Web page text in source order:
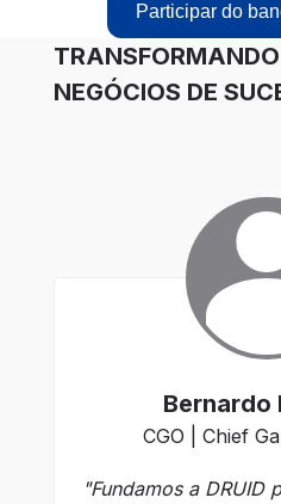
Participar do
NEGÓCIOS DE
Bernardo
CGO | Chief
"Fundamos a DRUID